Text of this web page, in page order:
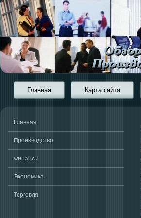
Главная Карта сайта
Главная
Производство
Финансы
Экономика
Торговля